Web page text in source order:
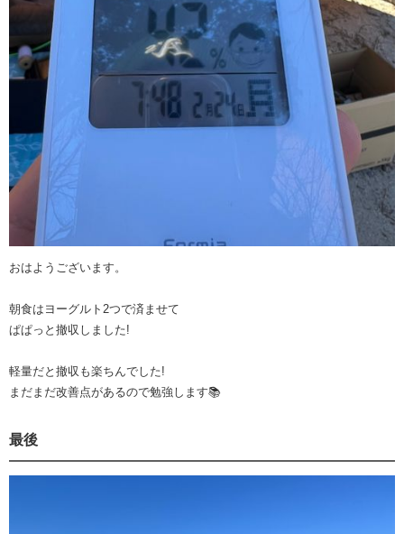
おはようございます。
朝食はヨーグルト2つで済ませて
ぱぱっと撤収しました!
軽量だと撤収も楽ちんでした!
まだまだ改善点があるので勉強します📚
最後